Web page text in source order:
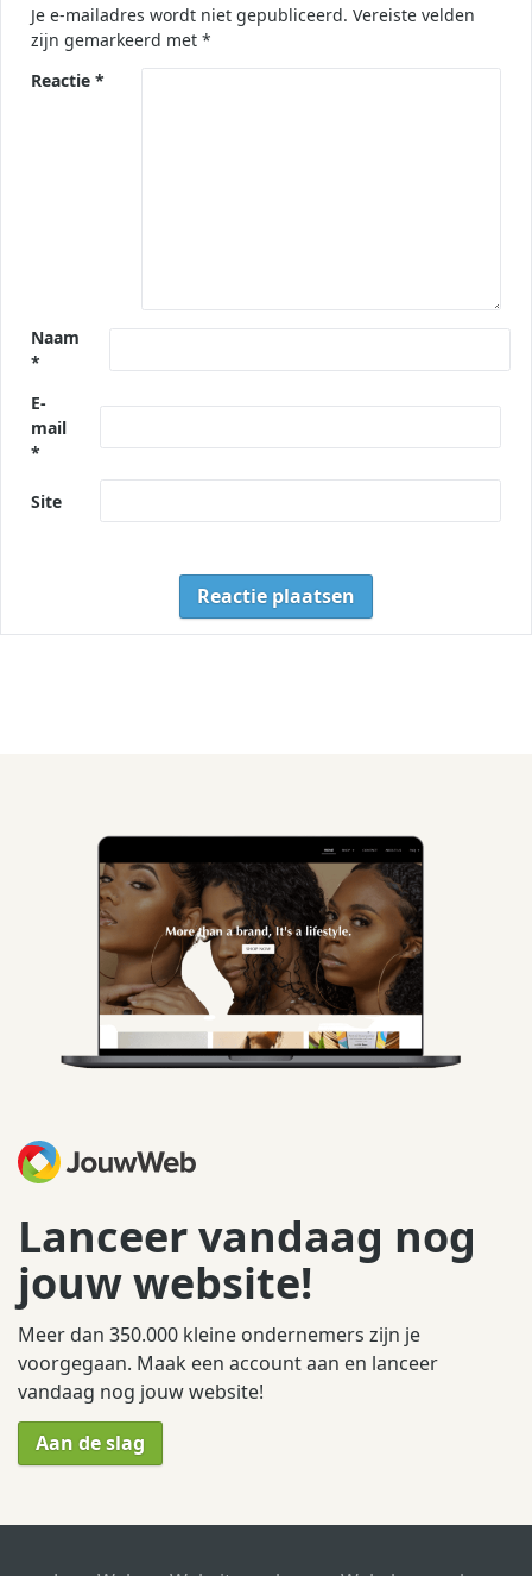
Je e-mailadres wordt niet gepubliceerd. Vereiste velden
zijn gemarkeerd met *
Reactie *
Naam
*
E-
mail
*
Site
Lanceer vandaag nog
jouw website!
Meer dan 350.000 kleine ondernemers zijn je
voorgegaan. Maak een account aan en lanceer
vandaag nog jouw website!
Aan de slag